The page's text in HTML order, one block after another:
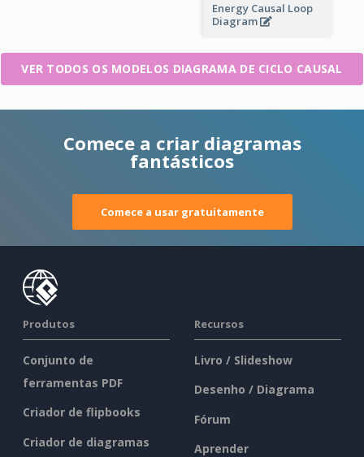
Energy Causal Loop
Diagram
VER TODOS OS MODELOS DIAGRAMA DE CICLO CAUSAL
Comece a criar diagramas
fantásticos
Comece a usar gratuitamente
Produtos
Conjunto de
ferramentas PDF
Criador de flipbooks
Criador de diagramas
Recursos
Livro / Slideshow
Desenho / Diagrama
Fórum
Aprender